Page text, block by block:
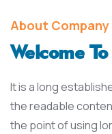
About Company
Welcome
It is a long
the readable
the point of using